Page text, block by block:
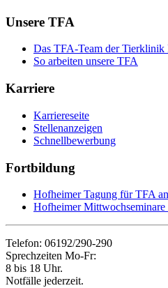
Unsere TFA
Das TFA-Team der Tierklinik
So arbeiten unsere TFA
Karriere
Karriereseite
Stellenanzeigen
Schnellbewerbung
Fortbildung
Hofheimer Tagung für TFA
Hofheimer
Telefon: 06192/290-290
Sprechzeiten Mo-Fr:
8 bis 18 Uhr.
Notfälle jederzeit.